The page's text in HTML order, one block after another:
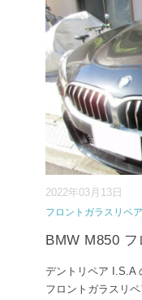
2022年03月13日
フロントガラスリペア
BMW M850
デントリペア I.S.A
フロントガラスリ